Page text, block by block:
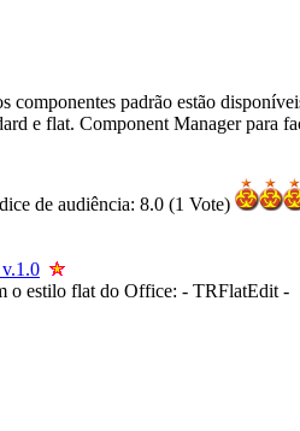
componentes padrão estão
e flat. Component Manager para
de audiência: 8.0 (1 Vote)
o estilo flat do Office: - TRFlatEdit -